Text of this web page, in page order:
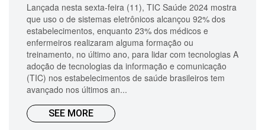
Lançada nesta sexta-feira (11), TIC Saúde 2024 mostra
que uso o de sistemas eletrônicos alcançou 92% dos
estabelecimentos, enquanto 23% dos médicos e
enfermeiros realizaram alguma formação ou
treinamento, no último ano, para lidar com tecnologias A
adoção de tecnologias da informação e comunicação
(TIC) nos estabelecimentos de saúde brasileiros tem
avançado nos últimos an...
SEE MORE